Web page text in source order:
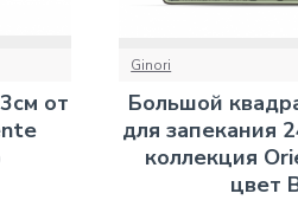
от
Ginori
Большой
для запекания
коллекция
цвет